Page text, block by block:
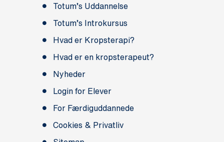
Totum’s Uddannelse
Totum’s Introkursus
Hvad er Kropsterapi?
Hvad er en kropsterapeut?
Nyheder
Login for Elever
For Færdiguddannede
Cookies & Privatliv